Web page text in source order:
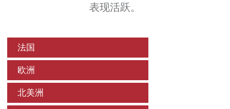
表现活跃。
法国
欧洲
北美洲